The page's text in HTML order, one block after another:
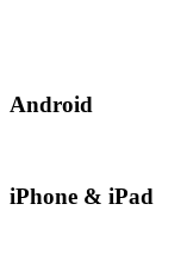
Android
iPhone & iPad